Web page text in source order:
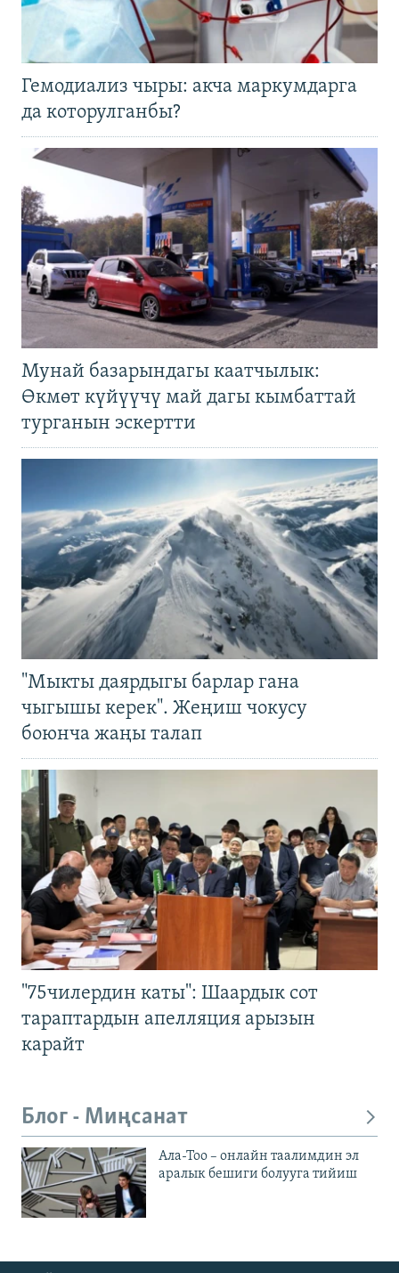
Гемодиализ чыры: акча маркумдарга
да которулганбы?
Мунай базарындагы каатчылык:
Өкмөт күйүүчү май дагы кымбаттай
турганын эскертти
"Мыкты даярдыгы барлар гана
чыгышы керек". Жеңиш чокусу
боюнча жаңы талап
"75чилердин каты": Шаардык сот
тараптардын апелляция арызын
карайт
Блог - Миңсанат
Ала-Тоо – онлайн таалимдин эл
аралык бешиги болууга тийиш